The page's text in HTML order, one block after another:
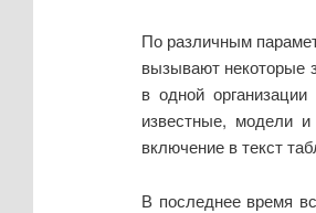
По различным
вызывают некоторые
в одной
известные, модели
включение в текст
В последнее время